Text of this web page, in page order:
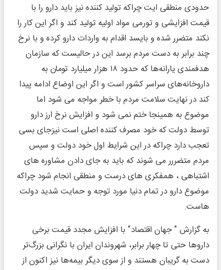
حدودی منطقی ایت چراکه تولید کننده نیز باید دارو را با
قیمت افزایشی و تورمی مواد اولیه تولید کند و اگر این کار را
نکند متضرر شده و بایسد اقدام به واردات دارو کرده و با نرخ
چند برابر به دست مردم برسد این در حالیست که سازمان
هدفمندی یارانه‌ها که حدود ۱۸ هزار میلیارد تومان به
داروخانه‌های سراسر کشور است و اگر این اوضاع ادامه پیدا
کند در نهایت سلامت مردم با خطر مواجه می شود اما
موضوع به همینجا ختم نمی شود و افزایش نرخ ارز دارو
توسط دولت که خود مصرف کننده اصلی است نیزجای بسی
تعجب دارد چراکه در این شرایط اول خود دولت و سپس
مردم متضررر می شوند که باید به جای دادن مشاوره های
اشتباهی ، همفکری های درست و منطقی انجام شود چراکه
موضوع دارو در تمام دنیا مورد توجه و حمایت شدید دولت
هاست.
به گزارش " جهان اقتصاد" با افزایش مجدد قیمت برخی
دارو‌ها حتی تا چهار برابر، شهروندان ایران با نگرانی بزرگ‌تر
دست به گریبان هستند و از سوی دیگر بیمه‌ها نیز اکنون از